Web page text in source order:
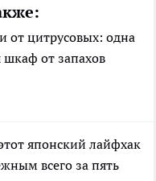
от цитрусовых: одна
от запахов
японский лайфхак
всего за пять